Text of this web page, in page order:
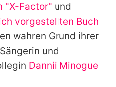
"X-Factor" und
vorgestellten Buch
wahren Grund ihrer
und
Dannii Minogue